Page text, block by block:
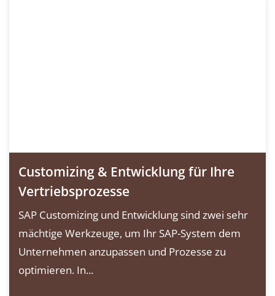
Customizing & Entwicklung für Ihre
Vertriebsprozesse
SAP Customizing und Entwicklung sind zwei sehr
mächtige Werkzeuge, um Ihr SAP-System dem
Unternehmen anzupassen und Prozesse zu
optimieren. In...